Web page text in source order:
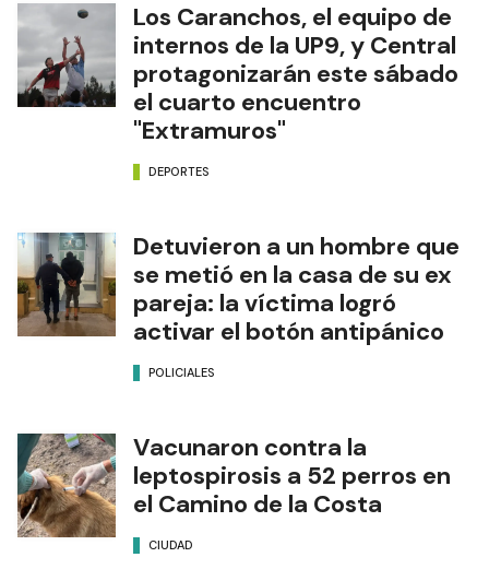
Los Caranchos, el equipo de
internos de la UP9, y Central
protagonizarán este sábado
el cuarto encuentro
"Extramuros"
DEPORTES
Detuvieron a un hombre que
se metió en la casa de su ex
pareja: la víctima logró
activar el botón antipánico
POLICIALES
Vacunaron contra la
leptospirosis a 52 perros en
el Camino de la Costa
CIUDAD